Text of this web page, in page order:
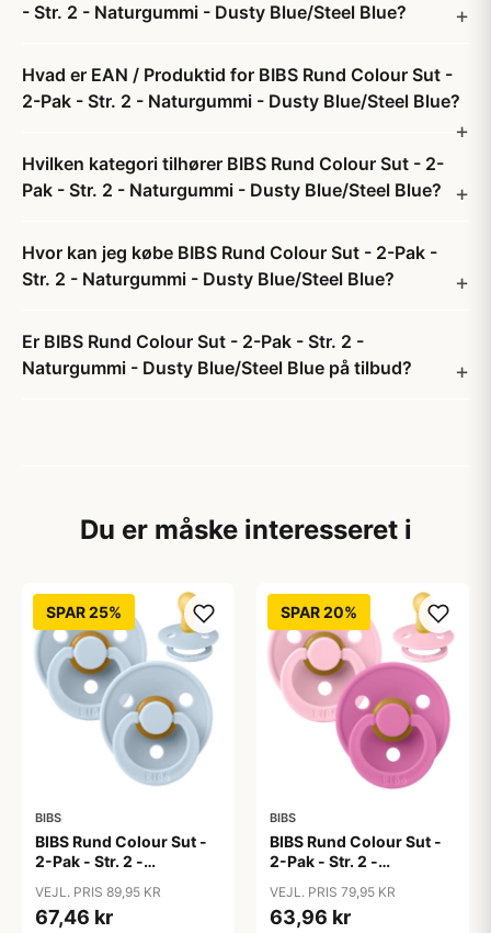
- Str. 2 - Naturgummi - Dusty Blue/Steel Blue?
Hvad er EAN / Produktid for BIBS Rund Colour Sut -
2-Pak - Str. 2 - Naturgummi - Dusty Blue/Steel Blue?
Hvilken kategori tilhører BIBS Rund Colour Sut - 2-
Pak - Str. 2 - Naturgummi - Dusty Blue/Steel Blue?
Hvor kan jeg købe BIBS Rund Colour Sut - 2-Pak -
Str. 2 - Naturgummi - Dusty Blue/Steel Blue?
Er BIBS Rund Colour Sut - 2-Pak - Str. 2 -
Naturgummi - Dusty Blue/Steel Blue på tilbud?
Du er måske interesseret i
SPAR 25%
BIBS
BIBS Rund Colour Sut -
2-Pak - Str. 2 -
Blue/Baby Blue
VEJL. PRIS 89,95 KR
67,46 kr
SPAR 20%
BIBS
BIBS Rund Colour Sut -
2-Pak - Str. 2 -
Pink/Bubblegum
VEJL. PRIS 79,95 KR
63,96 kr